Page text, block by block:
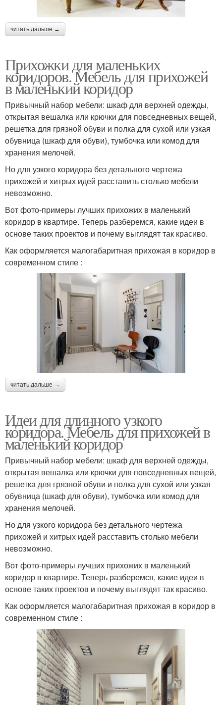
читать дальше →
Прихожки для маленьких
коридоров. Мебель для прихожей
в маленький коридор
Привычный набор мебели: шкаф для верхней одежды,
открытая вешалка или крючки для повседневных вещей,
решетка для грязной обуви и полка для сухой или узкая
обувница (шкаф для обуви), тумбочка или комод для
хранения мелочей.
Но для узкого коридора без детального чертежа
прихожей и хитрых идей расставить столько мебели
невозможно.
Вот фото-примеры лучших прихожих в маленький
коридор в квартире. Теперь разберемся, какие идеи в
основе таких проектов и почему выглядят так красиво.
Как оформляется малогабаритная прихожая в коридор в
современном стиле :
читать дальше →
Идеи для длинного узкого
коридора. Мебель для прихожей в
маленький коридор
Привычный набор мебели: шкаф для верхней одежды,
открытая вешалка или крючки для повседневных вещей,
решетка для грязной обуви и полка для сухой или узкая
обувница (шкаф для обуви), тумбочка или комод для
хранения мелочей.
Но для узкого коридора без детального чертежа
прихожей и хитрых идей расставить столько мебели
невозможно.
Вот фото-примеры лучших прихожих в маленький
коридор в квартире. Теперь разберемся, какие идеи в
основе таких проектов и почему выглядят так красиво.
Как оформляется малогабаритная прихожая в коридор в
современном стиле :